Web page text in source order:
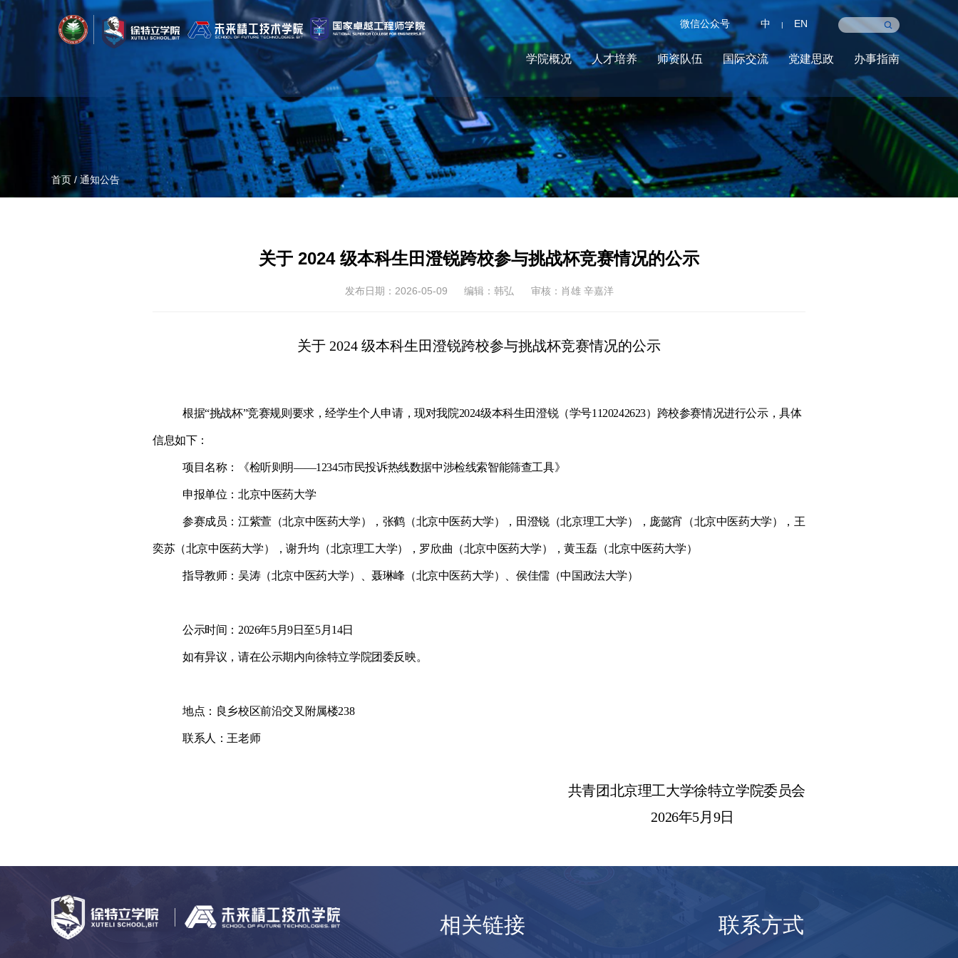
学院概况 人才培养 师资队伍 国际交流 党建思政 办事指南
微信公众号 中 | EN
首页 /通知公告
关于 2024 级本科生田澄锐跨校参与挑战杯竞赛情况的公示
发布日期：2026-05-09 编辑：韩弘 审核：肖雄 辛嘉洋
关于 2024 级本科生田澄锐跨校参与挑战杯竞赛情况的公示
根据“挑战杯”竞赛规则要求，经学生个人申请，现对我院2024级本科生田澄锐（学号1120242623）跨校参赛情况进行公示，具体
信息如下：
项目名称：《检听则明——12345市民投诉热线数据中涉检线索智能筛查工具》
申报单位：北京中医药大学
参赛成员：江紫萱（北京中医药大学），张鹤（北京中医药大学），田澄锐（北京理工大学），庞懿宵（北京中医药大学），王
奕苏（北京中医药大学），谢升均（北京理工大学），罗欣曲（北京中医药大学），黄玉磊（北京中医药大学）
指导教师：吴涛（北京中医药大学）、聂琳峰（北京中医药大学）、侯佳儒（中国政法大学）
公示时间：2026年5月9日至5月14日
如有异议，请在公示期内向徐特立学院团委反映。
地点：良乡校区前沿交叉附属楼238
联系人：王老师
共青团北京理工大学徐特立学院委员会
2026年5月9日
相关链接 联系方式